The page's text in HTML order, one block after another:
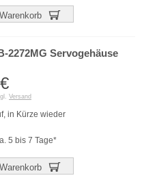
2272MG Servogehäuse
€
Versand
in Kürze wieder
5 bis 7 Tage*